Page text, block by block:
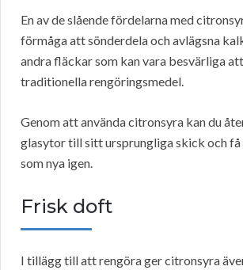
En av de slående fördelarna med
förmåga att sönderdela och avlägsna
andra fläckar som kan vara besvärliga
traditionella rengöringsmedel.
Genom att använda citronsyra kan du
glasytor till sitt ursprungliga skick och få
som nya igen.
Frisk doft
I tillägg till att rengöra ger citronsyra